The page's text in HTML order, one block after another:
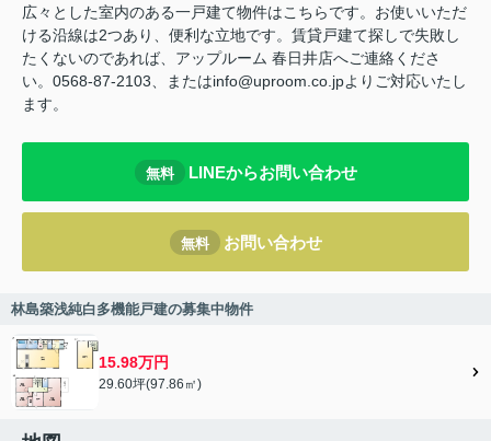
広々とした室内のある一戸建て物件はこちらです。お使いいただ
ける沿線は2つあり、便利な立地です。賃貸戸建て探しで失敗し
たくないのであれば、アップルーム 春日井店へご連絡くださ
い。0568-87-2103、またはinfo@uproom.co.jpよりご対応いたし
ます。
無料 LINEからお問い合わせ
無料 お問い合わせ
林島築浅純白多機能戸建の募集中物件
15.98万円
29.60坪(97.86㎡)